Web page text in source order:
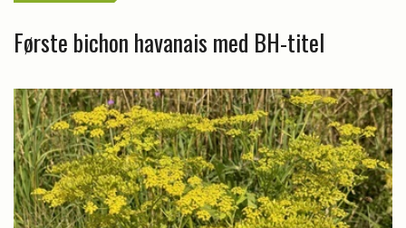
Første bichon havanais med BH-titel